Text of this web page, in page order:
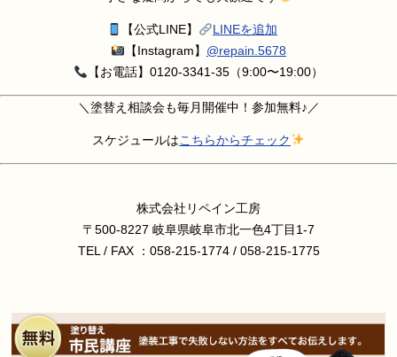
【公式LINE】
LINEを追加
【Instagram】 @repain.5678
【お電話】0120-3341-35（9:00〜19:00）
＼塗替え相談会も毎月開催中！参加無料♪／
スケジュールはこちらからチェック
株式会社リペイン工房
〒500-8227 岐阜県岐阜市北一色4丁目1-7
TEL / FAX ：058-215-1774 / 058-215-1775